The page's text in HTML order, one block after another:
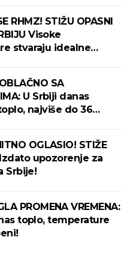
RHMZ! STIŽU OPASNI
Visoke
stvaraju idealne
SA
U Srbiji danas
najviše do 36
OGLASIO! STIŽE
Izdato upozorenje za
Srbije!
PROMENA VREMENA:
toplo, temperature